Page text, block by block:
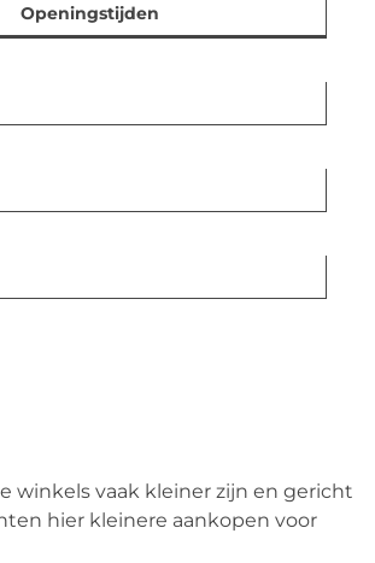
Openingstijden
winkels vaak kleiner zijn en gericht
hier kleinere aankopen voor